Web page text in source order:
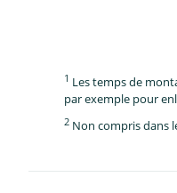
1 Les temps de
par exemple pour
2 Non compris dans